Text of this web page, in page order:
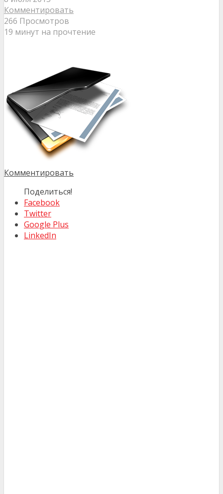
Комментировать
266 Просмотров
19 минут на прочтение
Комментировать
Поделиться!
Facebook
Twitter
Google Plus
LinkedIn